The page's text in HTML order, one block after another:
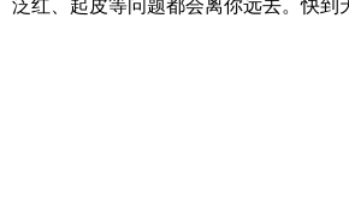
红、起皮等问题都会离你远去。快